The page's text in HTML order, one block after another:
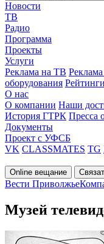
Новости
ТВ
Радио
Программа
Проекты
Услуги
Реклама на ТВ
оборудования Рейтинги
О нас
О компании Наши
История ГТРК Пресса
Документы
Проект с УФСБ
VK CLASSMATES TG
Online вещание
Вести Приволжье
Музей